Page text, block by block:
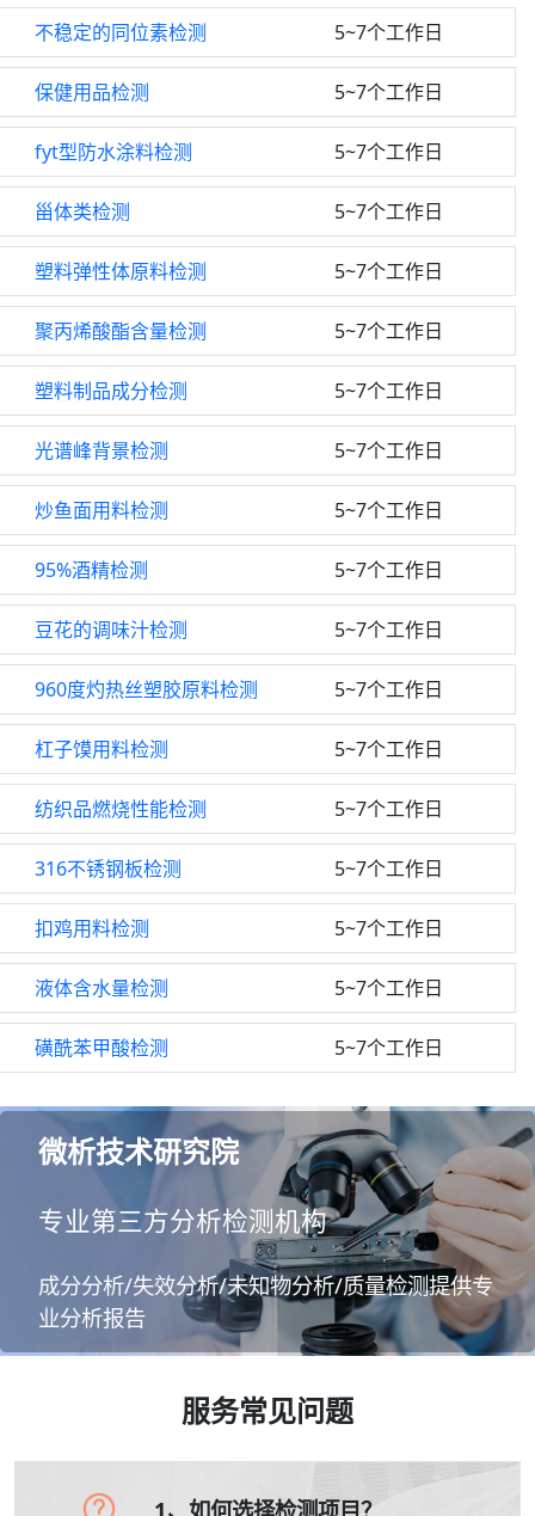
不稳定的同位素检测 5~7个工作日
保健用品检测 5~7个工作日
fyt型防水涂料检测 5~7个工作日
甾体类检测 5~7个工作日
塑料弹性体原料检测 5~7个工作日
聚丙烯酸酯含量检测 5~7个工作日
塑料制品成分检测 5~7个工作日
光谱峰背景检测 5~7个工作日
炒鱼面用料检测 5~7个工作日
95%酒精检测 5~7个工作日
豆花的调味汁检测 5~7个工作日
960度灼热丝塑胶原料检测 5~7个工作日
杠子馍用料检测 5~7个工作日
纺织品燃烧性能检测 5~7个工作日
316不锈钢板检测 5~7个工作日
扣鸡用料检测 5~7个工作日
液体含水量检测 5~7个工作日
磺酰苯甲酸检测 5~7个工作日
微析技术研究院
专业第三方分析检测机构
成分分析/失效分析/未知物分析/质量检测提供专
业分析报告
服务常见问题
1、如何选择检测项目？